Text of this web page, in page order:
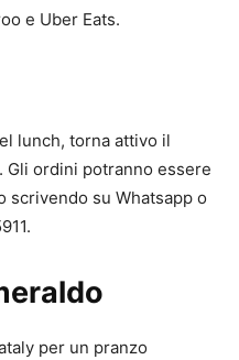
e Uber Eats.
lunch, torna attivo il
Gli ordini potranno essere
su Whatsapp o
per un pranzo